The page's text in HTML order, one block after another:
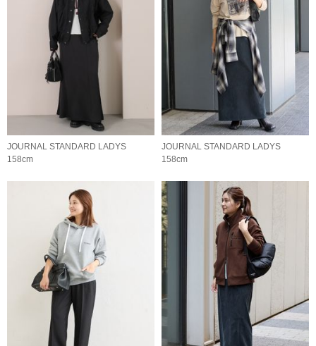
JOURNAL STANDARD LADYS
158cm
JOURNAL STANDARD LADYS
158cm